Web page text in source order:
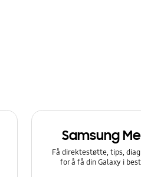
Samsung
Få direktestøtte, tips,
for å få din Galaxy i